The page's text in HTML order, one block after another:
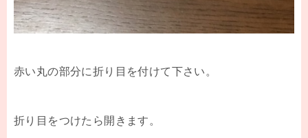
赤い丸の部分に折り目を付けて下さい。
折り目をつけたら開きます。